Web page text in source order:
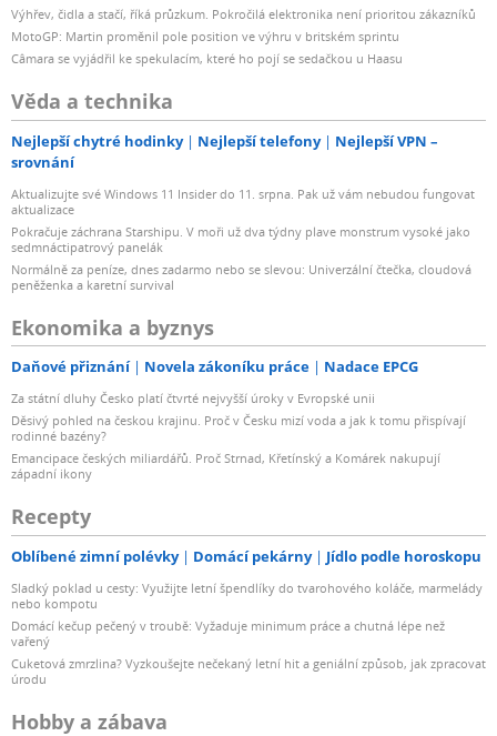
Výhřev, čidla a stačí, říká průzkum. Pokročilá elektronika není prioritou zákazníků
MotoGP: Martin proměnil pole position ve výhru v britském sprintu
Câmara se vyjádřil ke spekulacím, které ho pojí se sedačkou u Haasu
Věda a technika
Nejlepší chytré hodinky Nejlepší telefony
Nejlepší VPN –
srovnání
Aktualizujte své Windows 11 Insider do 11. srpna. Pak už vám nebudou fungovat
aktualizace
Pokračuje záchrana Starshipu. V moři už dva týdny plave monstrum vysoké jako
sedmnáctipatrový panelák
Normálně za peníze, dnes zadarmo nebo se slevou: Univerzální čtečka, cloudová
peněženka a karetní survival
Ekonomika a byznys
Daňové přiznání Novela zákoníku práce Nadace EPCG
Za státní dluhy Česko platí čtvrté nejvyšší úroky v Evropské unii
Děsivý pohled na českou krajinu. Proč v Česku mizí voda a jak k tomu přispívají
rodinné bazény?
Emancipace českých miliardářů. Proč Strnad, Křetínský a Komárek nakupují
západní ikony
Recepty
Oblíbené zimní polévky Domácí pekárny Jídlo podle horoskopu
Sladký poklad u cesty: Využijte letní špendlíky do tvarohového koláče, marmelády
nebo kompotu
Domácí kečup pečený v troubě: Vyžaduje minimum práce a chutná lépe než
vařený
Cuketová zmrzlina? Vyzkoušejte nečekaný letní hit a geniální způsob, jak zpracovat
úrodu
Hobby a zábava